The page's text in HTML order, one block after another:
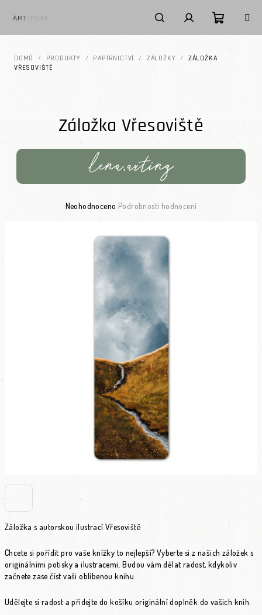
Hledat PřihlášeníNákupní
DOMŮ / PRODUKTY / PAPÍRNICTVÍ / ZÁLOŽKY /
ZÁLOŽKA
VŘESOVIŠTĚ
Záložka s autorskou ilustrací Vřesoviště
Chcete si pořídit pro vaše knížky to nejlepší? Vyberte si z našich záložek s
originálními potisky a ilustracemi. Budou vám dělat radost, kdykoliv
začnete zase číst vaši oblíbenou knihu.
Udělejte si radost a přidejte do košíku originální doplněk do vašich knih.
Záložka Vřesoviště
Průměrné hodnocení produktu je 0,0 z 5 hvězdiček.
Neohodnoceno Podrobnosti hodnocení